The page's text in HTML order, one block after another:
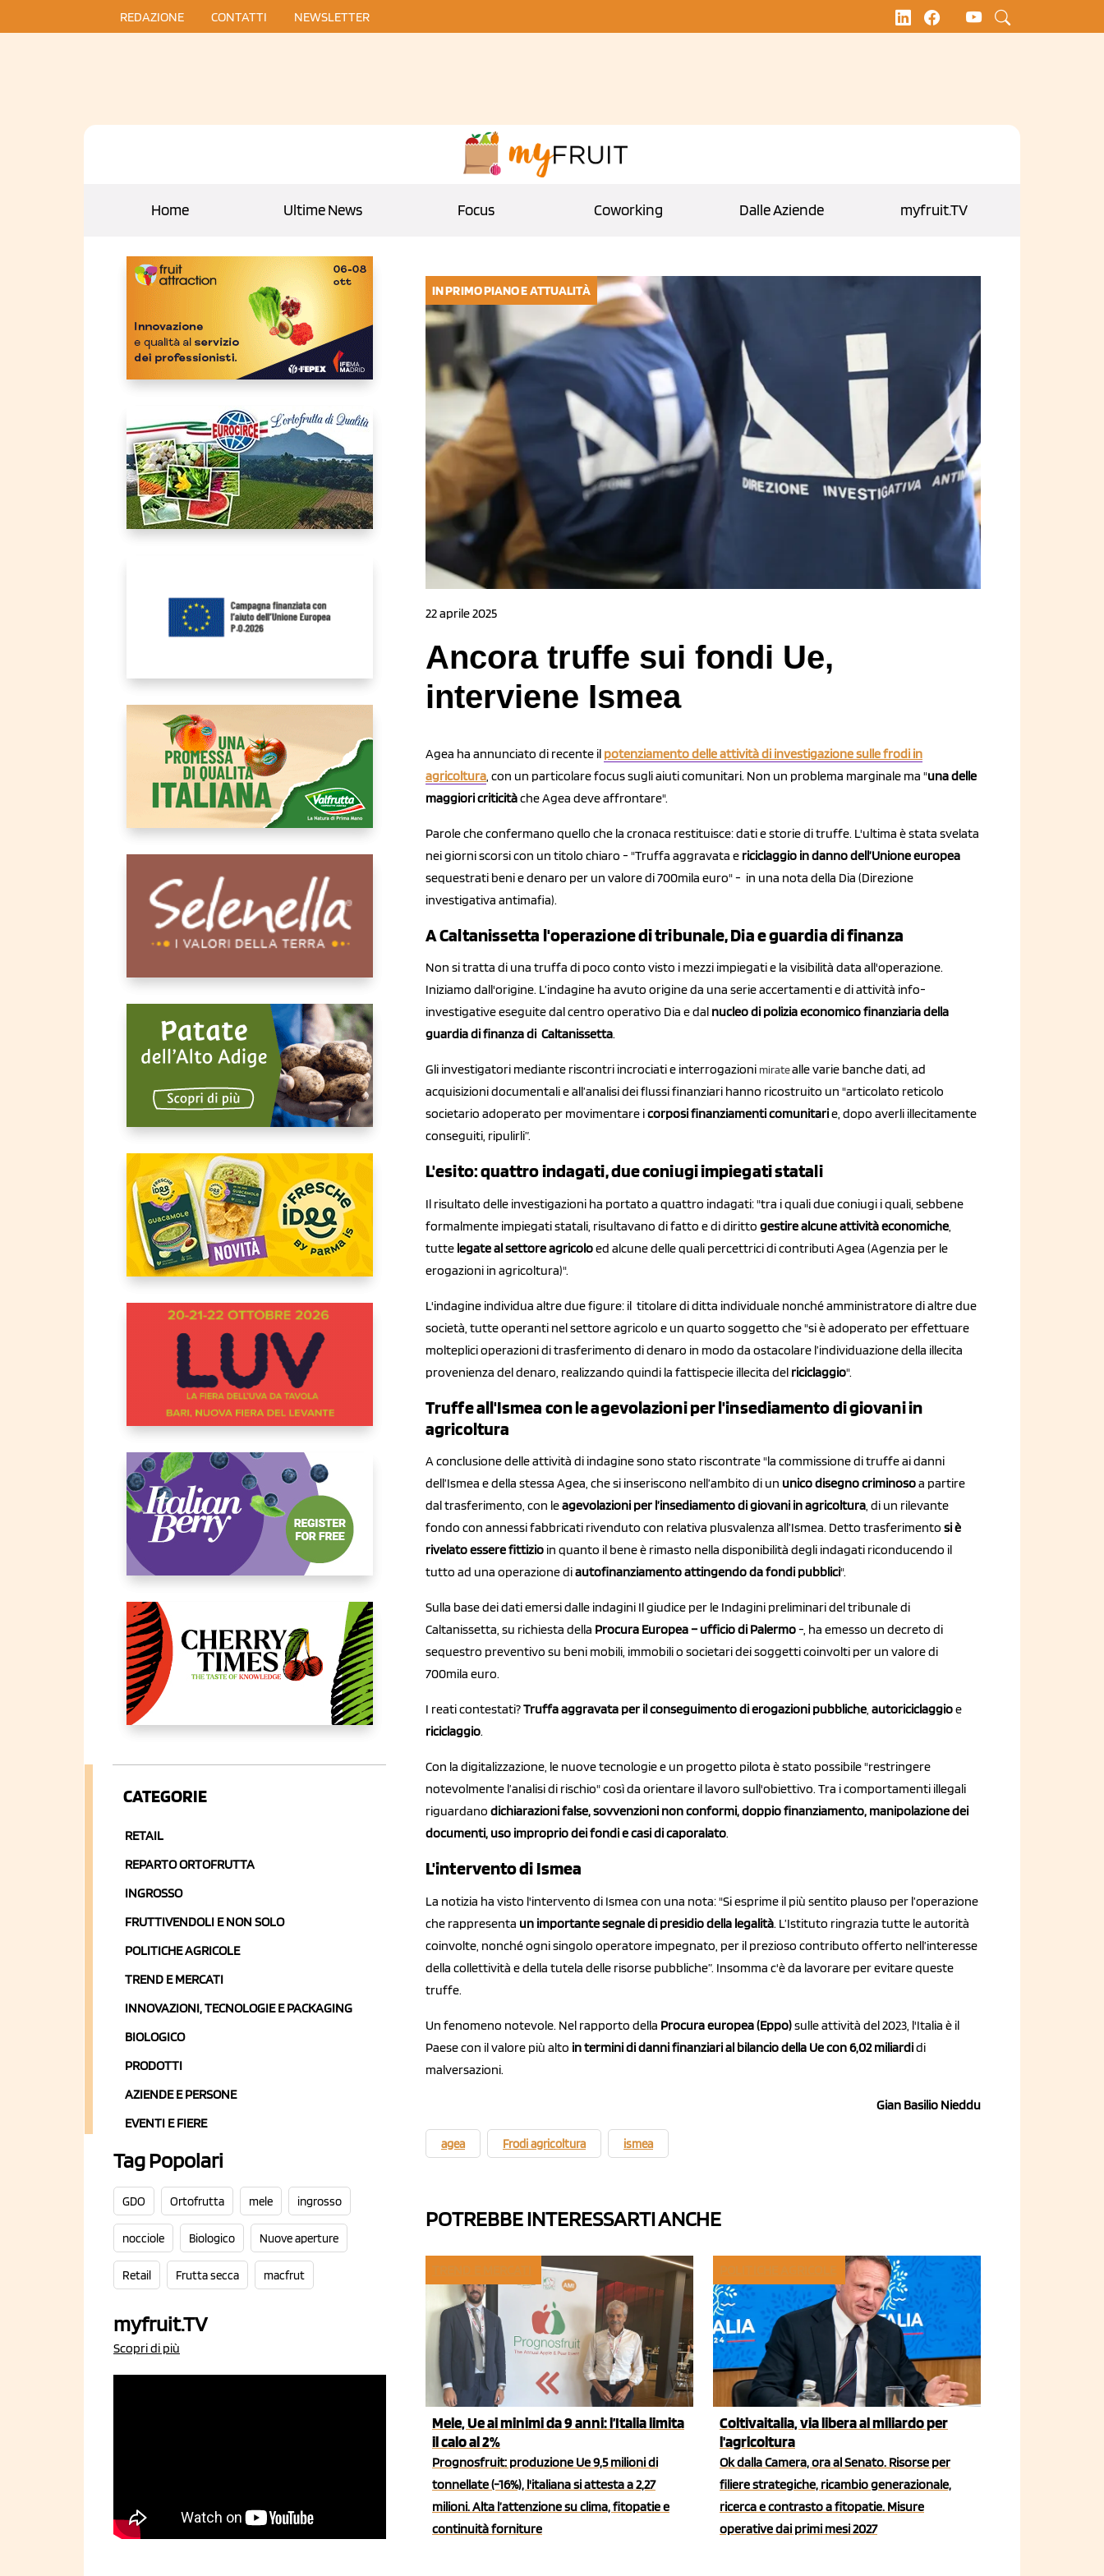
REDAZIONE CONTATTI NEWSLETTER
Home Ultime News Focus Coworking Dalle Aziende myfruit.TV
CATEGORIE
RETAIL
REPARTO ORTOFRUTTA
INGROSSO
FRUTTIVENDOLI E NON SOLO
POLITICHE AGRICOLE
TREND E MERCATI
INNOVAZIONI, TECNOLOGIE E PACKAGING
BIOLOGICO
PRODOTTI
AZIENDE E PERSONE
EVENTI E FIERE
Tag Popolari
GDO Ortofrutta mele ingrosso
nocciole Biologico Nuove aperture
Retail Frutta secca macfrut
myfruit.TV
Scopri di più
IN PRIMO PIANO E ATTUALITÀ
22 aprile 2025
Ancora truffe sui fondi Ue,
interviene Ismea
Agea ha annunciato di recente il potenziamento delle attività di investigazione sulle frodi in
agricoltura , con un particolare focus sugli aiuti comunitari. Non un problema marginale ma "una delle
maggiori criticitàche Agea deve affrontare".
Parole che confermano quello che la cronaca restituisce: dati e storie di truffe. L'ultima è stata svelata
nei giorni scorsi con un titolo chiaro - "Truffa aggravata e riciclaggio in danno dell’Unione europea
sequestrati beni e denaro per un valore di 700mila euro" - in una nota della Dia (Direzione
investigativa antimafia).
A Caltanissetta l'operazione di tribunale, Dia e guardia di finanza
Non si tratta di una truffa di poco conto visto i mezzi impiegati e la visibilità data all'operazione.
Iniziamo dall'origine. L’indagine ha avuto origine da una serie accertamenti e di attività info-
investigative eseguite dal centro operativo Dia e dal nucleo di polizia economico finanziaria della
guardia di finanza di Caltanissetta.
Gli investigatori mediante riscontri incrociati e interrogazioni miratealle varie banche dati, ad
acquisizioni documentali e all’analisi dei flussi finanziari hanno ricostruito un "articolato reticolo
societario adoperato per movimentare icorposi finanziamenti comunitarie, dopo averli illecitamente
conseguiti, ripulirli”.
L'esito: quattro indagati, due coniugi impiegati statali
Il risultato delle investigazioni ha portato a quattro indagati: "tra i quali due coniugi i quali, sebbene
formalmente impiegati statali, risultavano di fatto e di diritto gestire alcune attività economiche
tutte legate al settore agricoloed alcune delle quali percettrici di contributi Agea (Agenzia per le
erogazioni in agricoltura)".
L'indagine individua altre due figure: il titolare di ditta individuale nonché amministratore di altre due
società, tutte operanti nel settore agricolo e un quarto soggetto che "si è adoperato per effettuare
molteplici operazioni di trasferimento di denaro in modo da ostacolare l’individuazione della illecita
provenienza del denaro, realizzando quindi la fattispecie illecita del riciclaggio".
Truffe all'Ismea con le agevolazioni per l'insediamento di giovani in
agricoltura
A conclusione delle attività di indagine sono stato riscontrate "la commissione di truffe ai danni
dell’Ismea e della stessa Agea, che si inseriscono nell’ambito di un unico disegno criminosoa partire
dal trasferimento, con leagevolazioni per l’insediamento di giovani in agricoltura, di un rilevante
fondo con annessi fabbricati rivenduto con relativa plusvalenza all’Ismea. Detto trasferimento si è
rivelato essere fittizio in quanto il bene è rimasto nella disponibilità degli indagati riconducendo il
tutto ad una operazione diautofinanziamento attingendo da fondi pubblici".
Sulla base dei dati emersi dalle indagini Il giudice per le Indagini preliminari del tribunale di
Caltanissetta, su richiesta della Procura Europea – ufficio di Palermo-, ha emesso un decreto di
sequestro preventivo su beni mobili, immobili o societari dei soggetti coinvolti per un valore di
700mila euro.
I reati contestati?Truffa aggravata per il conseguimento di erogazioni pubbliche, autoriciclaggioe
riciclaggio.
Con la digitalizzazione, le nuove tecnologie e un progetto pilota è stato possibile "restringere
notevolmente l’analisi di rischio" così da orientare il lavoro sull'obiettivo. Tra i comportamenti illegali
riguardano dichiarazioni false, sovvenzioni non conformi, doppio finanziamento, manipolazione dei
documenti, uso improprio dei fondi e casi di caporalato.
L'intervento di Ismea
La notizia ha visto l'intervento di Ismea con una nota: "Si esprime il più sentito plauso per l’operazione
che rappresenta un importante segnale di presidio della legalità. L’Istituto ringrazia tutte le autorità
coinvolte, nonché ogni singolo operatore impegnato, per il prezioso contributo offerto nell’interesse
della collettività e della tutela delle risorse pubbliche”. Insomma c'è da lavorare per evitare queste
truffe.
Un fenomeno notevole. Nel rapporto della Procura europea (Eppo)sulle attività del 2023, l'Italia è il
Paese con il valore più alto in termini di danni finanziari al bilancio della Ue con 6,02 miliardidi
malversazioni.
Gian Basilio Nieddu
agea Frodi agricoltura ismea
POTREBBE INTERESSARTI ANCHE
Mele, Ue ai minimi da 9 anni: l’Italia limita
il calo al 2%
Prognosfruit: produzione Ue 9,5 milioni di
tonnellate (-16%), l'italiana si attesta a 2,27
milioni. Alta l’attenzione su clima, fitopatie e
continuità forniture
Coltivaitalia, via libera al miliardo per
l'agricoltura
Ok dalla Camera, ora al Senato. Risorse per
filiere strategiche, ricambio generazionale,
ricerca e contrasto a fitopatie. Misure
operative dai primi mesi 2027